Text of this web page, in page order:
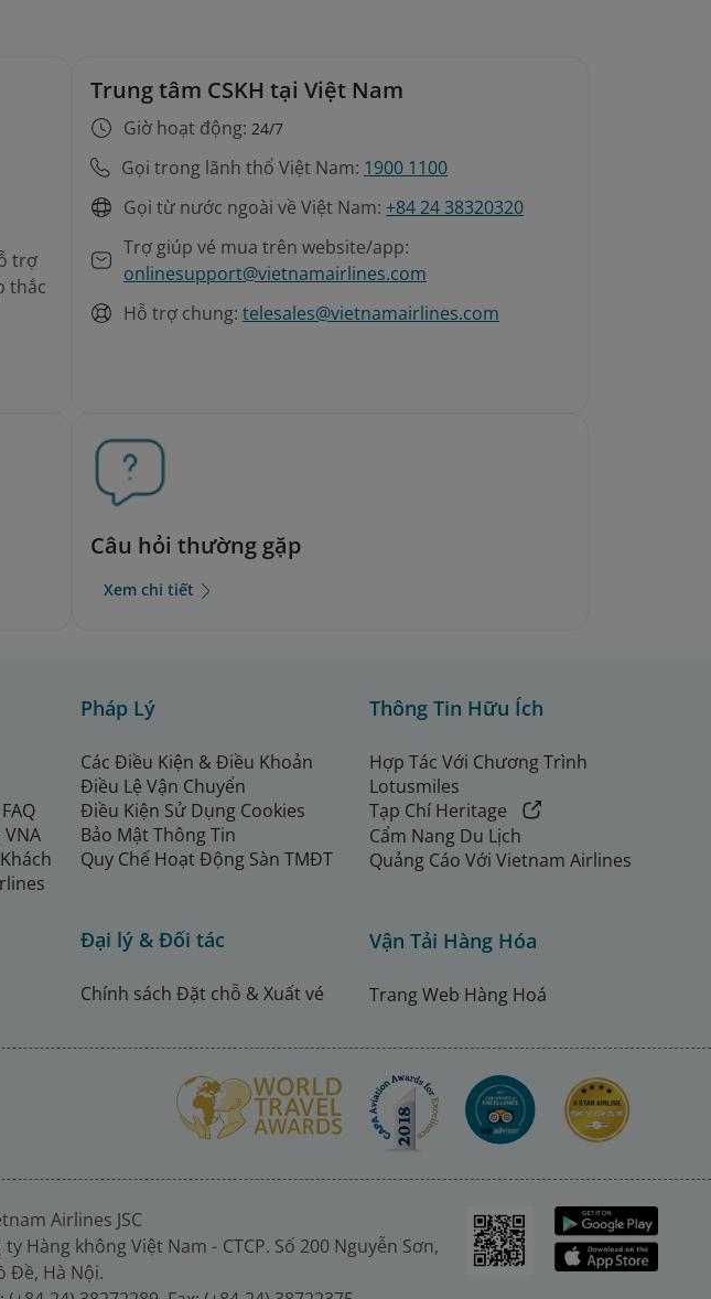
trợ
thắc
Trung tâm CSKH tại Việt Nam
Giờ hoạt động: 24/7
Gọi trong lãnh thổ Việt Nam: 1900 1100
Gọi từ nước ngoài về Việt Nam: +84 24 38320320
Trợ giúp vé mua trên website/app:
onlinesupport@vietnamairlines.com
Hỗ trợ chung: telesales@vietnamairlines.com
Câu hỏi thường gặp
Xem chi tiết
Pháp Lý
Các Điều Kiện & Điều Khoản
Điều Lệ Vận Chuyển
Điều Kiện Sử Dụng Cookies
Bảo Mật Thông Tin
Quy Chế Hoạt Động Sàn TMĐT
Đại lý & Đối tác
Chính sách Đặt chỗ & Xuất vé
Thông Tin Hữu Ích
Hợp Tác Với Chương Trình
Lotusmiles
Tạp Chí Heritage
Cẩm Nang Du Lịch
Quảng Cáo Với Vietnam Airlines
Vận Tải Hàng Hóa
Trang Web Hàng Hoá
Airlines JSC
Hàng không Việt Nam - CTCP. Số 200 Nguyễn Sơn,
Đề, Hà Nội.